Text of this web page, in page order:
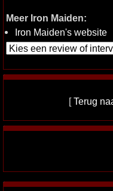
Meer Iron Maiden:
Iron Maiden's website
[Terug